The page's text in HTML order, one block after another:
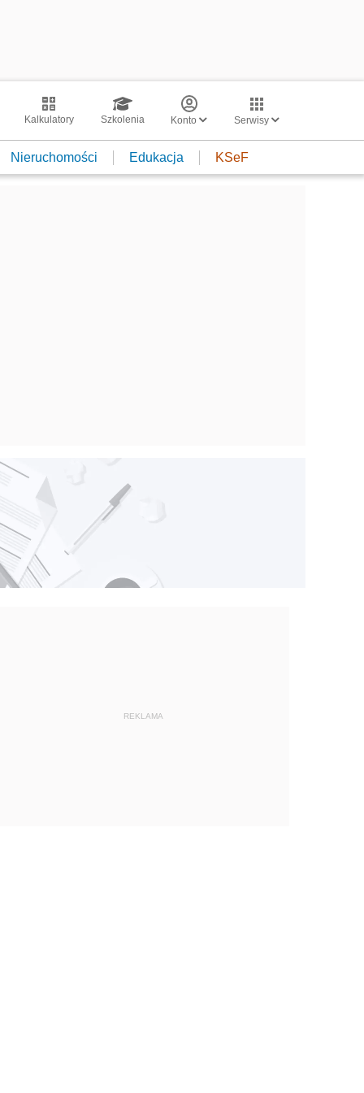
Kalkulatory Szkolenia Konto Serwisy
Nieruchomości Edukacja KSeF
REKLAMA